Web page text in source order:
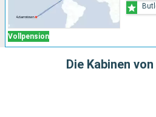
Vollpension
Die Kabinen